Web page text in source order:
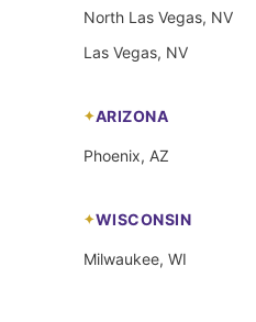
North Las Vegas, NV
Las Vegas, NV
ARIZONA
Phoenix, AZ
WISCONSIN
Milwaukee, WI